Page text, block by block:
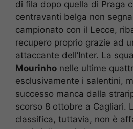
di fila dopo quella di Praga
centravanti belga non
campionato con il Lecce,
recupero proprio grazie ad
attaccante dell’Inter. La
Mourinho nelle ultime
esclusivamente i salentini,
successo manca dalla
scorso 8 ottobre a Cagliari.
classifica, tuttavia, non è